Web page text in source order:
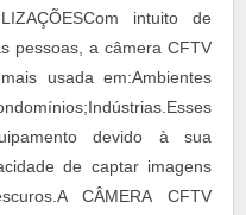
intuito de
pessoas, a câmera CFTV
usada em:Ambientes
devido à sua
de captar imagens
CÂMERA CFTV